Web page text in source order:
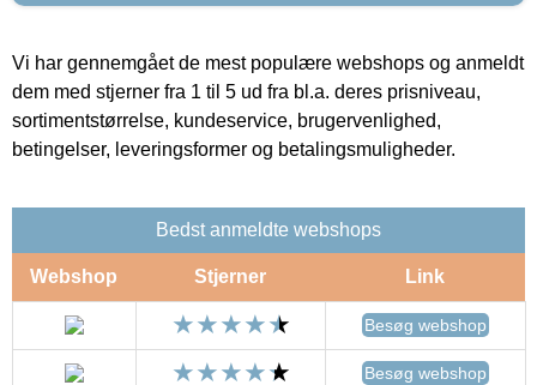
Vi har gennemgået de mest populære webshops og anmeldt
dem med stjerner fra 1 til 5 ud fra bl.a. deres prisniveau,
sortimentstørrelse, kundeservice, brugervenlighed,
betingelser, leveringsformer og betalingsmuligheder.
Bedst anmeldte webshops
Webshop Stjerner Link
Besøg webshop
Besøg webshop